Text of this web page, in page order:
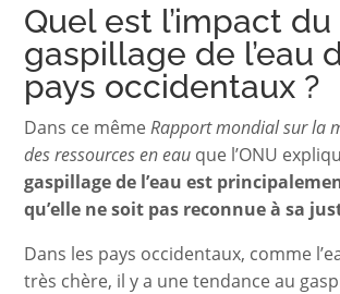
Quel est l’impact du
gaspillage de l’eau
pays occidentaux ?
Dans ce mêmeRapport mondial sur la
des ressources en eau que l’ONU
gaspillage de l’eau est
qu’elle ne soit pas reconnue à sa
Dans les pays occidentaux, comme
très chère, il y a une tendance au